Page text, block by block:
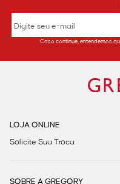
Caso continue, entendemos
LOJA ONLINE
Solicite Sua Troca
SOBRE A GREGORY